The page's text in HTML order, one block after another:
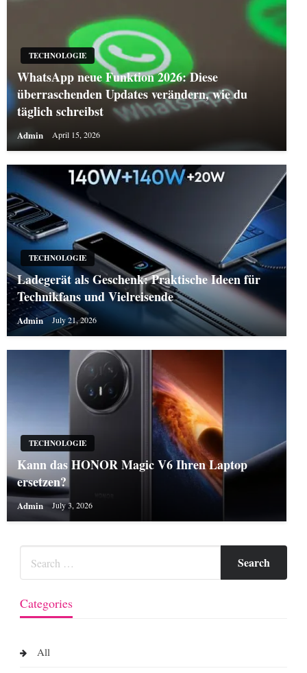
TECHNOLOGIE
WhatsApp neue Funktion 2026: Diese
überraschenden Updates verändern, wie du
täglich schreibst
Admin April 15, 2026
TECHNOLOGIE
Ladegerät als Geschenk: Praktische Ideen für
Technikfans und Vielreisende
Admin July 21, 2026
TECHNOLOGIE
Kann das HONOR Magic V6 Ihren Laptop
ersetzen?
Admin July 3, 2026
Categories
All